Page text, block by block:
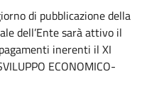
di pubblicazione della
dell’Ente sarà attivo il
inerenti il XI
ECONOMICO-